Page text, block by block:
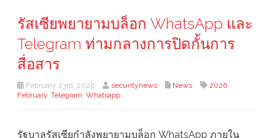
รัสเซียพยายามบล็อก WhatsApp และ
Telegram ท่ามกลางการปิดกั้นการ
สื่อสาร
February 23rd, 2026 securitynews News 2026,
February, Telegram, Whatsapp
รัฐบาลรัสเซียกำลังพยายามบล็อก WhatsApp ภายใน